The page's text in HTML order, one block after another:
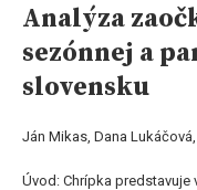
Analýza
sezónnej a
slovensku
Ján Mikas, Dana
Úvod: Chrípka predstavuje